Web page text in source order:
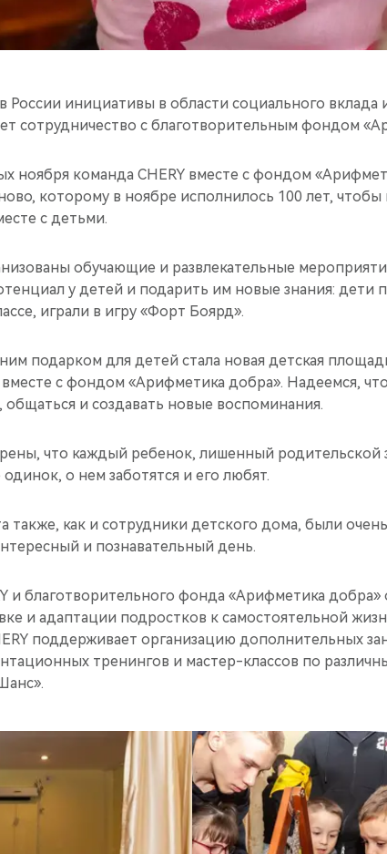
России инициативы в области социального вклада
сотрудничество с благотворительным фондом
ноября команда CHERY вместе с фондом
которому в ноябре исполнилось 100 лет, чтобы
с детьми.
обучающие и развлекательные
у детей и подарить им новые знания: дети
играли в игру «Форт Боярд».
подарком для детей стала новая детская
с фондом «Арифметика добра». Надеемся,
общаться и создавать новые воспоминания.
что каждый ребенок, лишенный родительской
о нем заботятся и его любят.
также, как и сотрудники детского дома, были
и познавательный день.
и благотворительного фонда «Арифметика добра»
и адаптации подростков к самостоятельной
поддерживает организацию дополнительных
тренингов и мастер-классов по